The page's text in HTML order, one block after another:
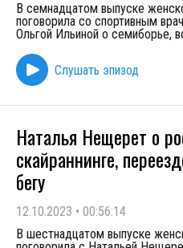
В семнадцатом выпуске
поговорила со спортивным
Ольгой Ильиной о семиборье,
Слушать эпизод
Наталья Нещерет о
скайраннинге,
бегу
12.10.2023 • 00:56:14
В шестнадцатом выпуске